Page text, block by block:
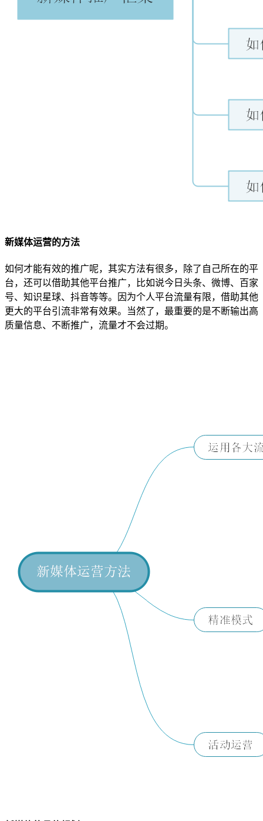
新媒体运营的方法
如何才能有效的推广呢，其实方法有很多，除了自己所在的平
台，还可以借助其他平台推广，比如说今日头条、微博、百家
号、知识星球、抖音等等。因为个人平台流量有限，借助其他
更大的平台引流非常有效果。当然了，最重要的是不断输出高
质量信息、不断推广，流量才不会过期。